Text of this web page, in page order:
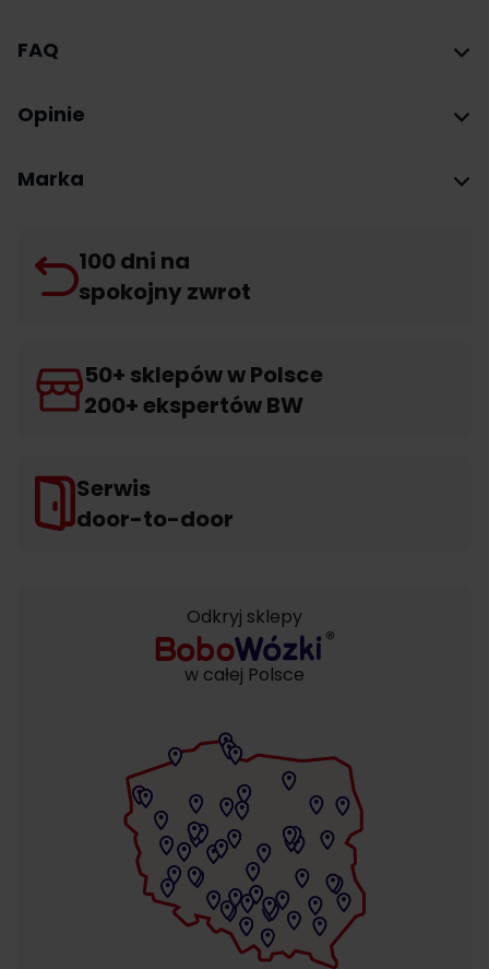
FAQ
Opinie
Marka
100 dni na
spokojny zwrot
50+ sklepów w Polsce
200+ ekspertów BW
Serwis
door-to-door
Odkryj sklepy
w całej Polsce